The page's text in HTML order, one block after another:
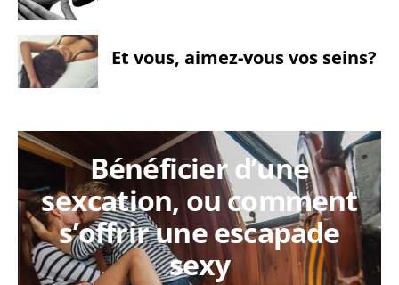
Et vous, aimez-vous vos seins?
Bénéficier d’une
sexcation, ou comment
s’offrir une escapade
sexy